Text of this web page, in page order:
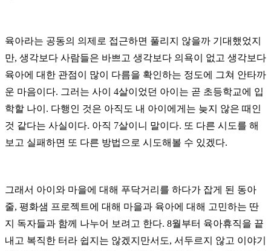
육아라는 공동의 의제로 접근하면 풀리지 않을까 기대했었지
만, 생각보다 사람들은 바쁘고 생각보다 의욕이 없고 생각보다
육아에 대한 관점이 많이 다름을 확인하는 정도에 그쳐 안타까
운 마음이다. 그러는 사이 4살이었던 아이는 곧 초등학교에 입
학할 나이. 다행인 것은 아직도 내 아이에게는 늦지 않은 때인
것 같다는 사실이다. 아직 7살이니 말이다. 또 다른 시도를 해
보고 실패하면 또 다른 방법으로 시도해볼 수 있겠다.
그래서 아이와 마을에 대해 푸닥거리를 하다가 잡게 된 동아
줄, 평화샘 프로젝트에 대해 마을과 육아에 대해 고민하는 딴
지 독자들과 함께 나누어 보려고 한다. 8월부터 육아휴직을 끝
내고 복직한 터라 쉽지는 않겠지만서도, 서두르지 않고 이야기